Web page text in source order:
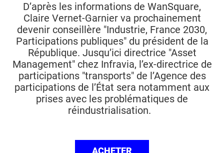
D’après les informations de WanSquare,
Claire Vernet-Garnier va prochainement
devenir conseillère "Industrie, France 2030,
Participations publiques" du président de la
République. Jusqu’ici directrice "Asset
Management" chez Infravia, l’ex-directrice de
participations "transports" de l’Agence des
participations de l’État sera notamment aux
prises avec les problématiques de
réindustrialisation.
ACHETER